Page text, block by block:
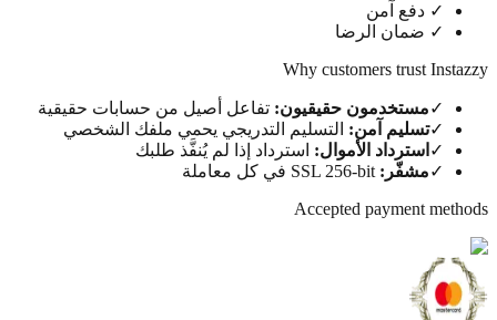
دفع آمن
ضمان الرضا
Why customers trust
مستخدمون حقيقيون: تفاعل أصيل من حسابات حقيقية
تسليم آمن: التسليم التدريجي يحمي ملفك الشخصي
استرداد الأموال: استرداد إذا لم يُنفَّذ طلبك
مشفّر: SSL 256-bit في كل معاملة
Accepted payment